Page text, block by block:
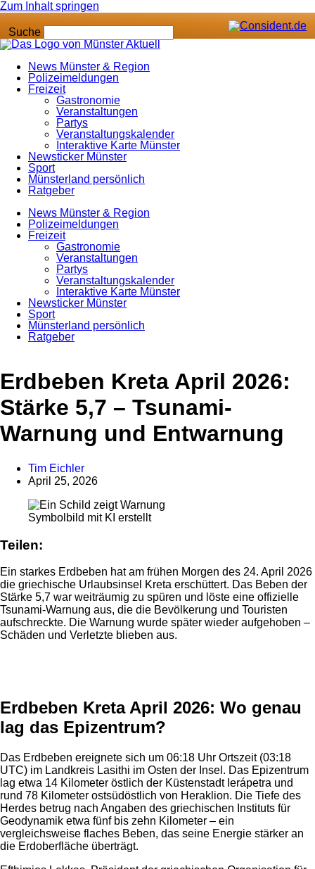
Zum Inhalt springen
Suche
News Münster & Region
Polizeimeldungen
Freizeit
Gastronomie
Veranstaltungen
Partys
Veranstaltungskalender
Interaktive Karte Münster
Newsticker Münster
Sport
Münsterland persönlich
Ratgeber
News Münster & Region
Polizeimeldungen
Freizeit
Gastronomie
Veranstaltungen
Partys
Veranstaltungskalender
Interaktive Karte Münster
Newsticker Münster
Sport
Münsterland persönlich
Ratgeber
Erdbeben Kreta April 2026:
Stärke 5,7 – Tsunami-
Warnung und Entwarnung
Tim Eichler
April 25, 2026
Symbolbild mit KI erstellt
Teilen:
Ein starkes Erdbeben hat am frühen Morgen des 24. April 2026
die griechische Urlaubsinsel Kreta erschüttert. Das Beben der
Stärke 5,7 war weiträumig zu spüren und löste eine offizielle
Tsunami-Warnung aus, die die Bevölkerung und Touristen
aufschreckte. Die Warnung wurde später wieder aufgehoben –
Schäden und Verletzte blieben aus.
Erdbeben Kreta April 2026: Wo genau
lag das Epizentrum?
Das Erdbeben ereignete sich um 06:18 Uhr Ortszeit (03:18
UTC) im Landkreis Lasithi im Osten der Insel. Das Epizentrum
lag etwa 14 Kilometer östlich der Küstenstadt Ierápetra und
rund 78 Kilometer ostsüdöstlich von Heraklion. Die Tiefe des
Herdes betrug nach Angaben des griechischen Instituts für
Geodynamik etwa fünf bis zehn Kilometer – ein
vergleichsweise flaches Beben, das seine Energie stärker an
die Erdoberfläche überträgt.